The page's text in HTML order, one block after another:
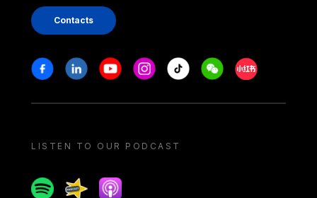
Contacts
Stay in touch
FacebookLinkedinYoutubeInstagram
Tiktok WeechatXiaohongshu/
LISTEN TO OUR PODCAST
SpotifySpreakerApple podcast